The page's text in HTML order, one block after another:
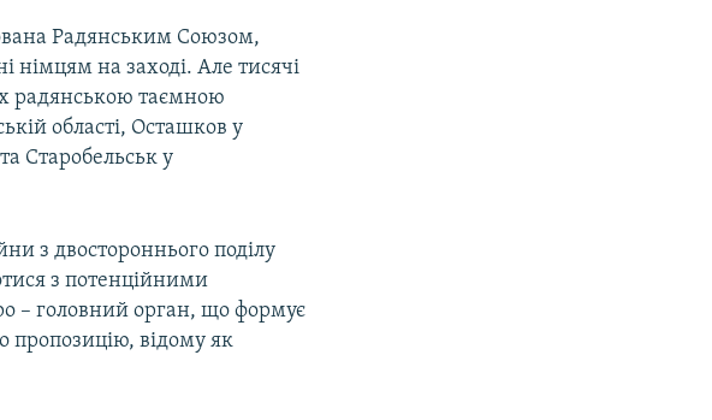
Радянським Союзом,
німцям на заході. Але тисячі
радянською таємною
області, Осташков у
Старобельськ у
з двостороннього поділу
з потенційними
– головний орган, що формує
пропозицію, відому як